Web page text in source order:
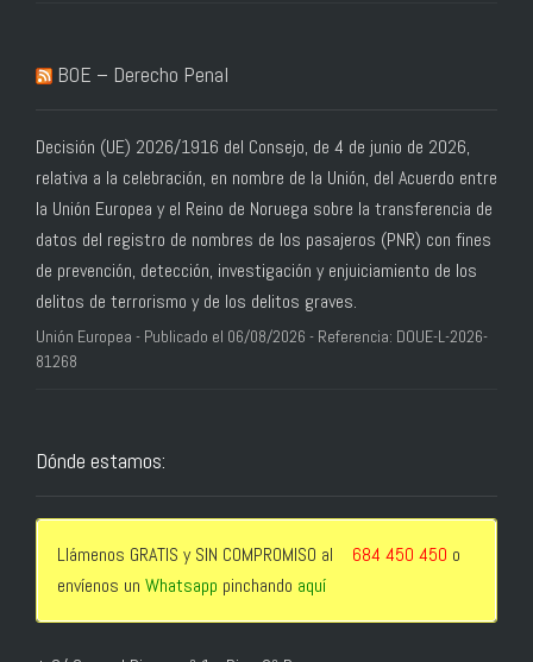
BOE – Derecho Penal
Decisión (UE) 2026/1916 del Consejo, de 4 de junio de 2026,
relativa a la celebración, en nombre de la Unión, del Acuerdo entre
la Unión Europea y el Reino de Noruega sobre la transferencia de
datos del registro de nombres de los pasajeros (PNR) con fines
de prevención, detección, investigación y enjuiciamiento de los
delitos de terrorismo y de los delitos graves.
Unión Europea - Publicado el 06/08/2026 - Referencia: DOUE-L-2026-
81268
Dónde estamos:
Llámenos GRATIS y SIN COMPROMISO al 684 450 450 o
envíenos un Whatsapp pinchando aquí